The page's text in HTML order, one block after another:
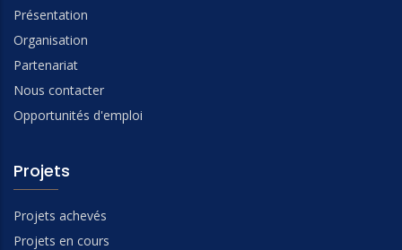
Présentation
Organisation
Partenariat
Nous contacter
Opportunités d'emploi
Projets
Projets achevés
Projets en cours